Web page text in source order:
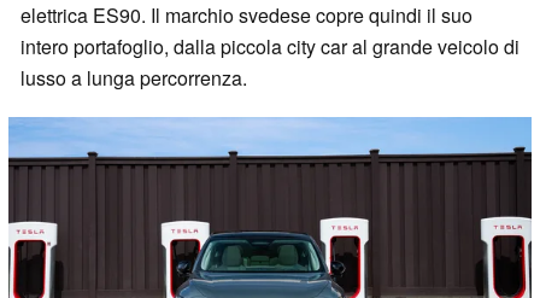
elettrica ES90. Il marchio svedese copre quindi il suo
intero portafoglio, dalla piccola city car al grande veicolo di
lusso a lunga percorrenza.